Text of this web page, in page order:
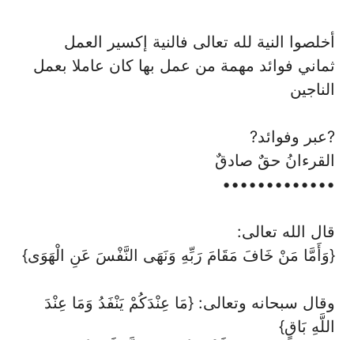
أخلصوا النية لله تعالى فالنية إكسير العمل
ثماني فوائد مهمة من عمل بها كان عاملا بعمل
الناجين
?عبر وفوائد?
القرءانُ حقٌ صادقٌ
•••••••••••••
قال الله تعالى:
{وَأَمَّا مَنْ خَافَ مَقَامَ رَبِّهِ وَنَهَى النَّفْسَ عَنِ الْهَوَى}
وقال سبحانه وتعالى: {مَا عِنْدَكُمْ يَنْفَدُ وَمَا عِنْدَ
اللَّهِ بَاقٍ}